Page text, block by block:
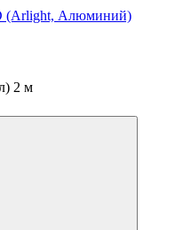
(Arlight, Алюминий)
2 м